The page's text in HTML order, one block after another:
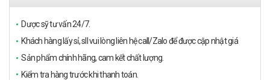
Dược sỹ tư vấn 24/7.
Khách hàng lấy sỉ, sll vui lòng liên hệ call/Zalo để được cập nhật giá
Sản phẩm chính hãng, cam kết chất lượng.
Kiểm tra hàng trước khi thanh toán.